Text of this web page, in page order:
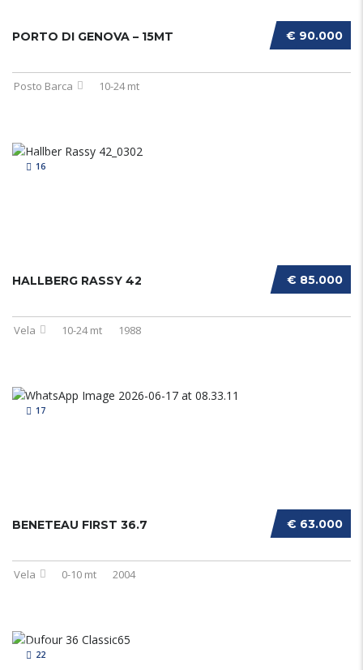
€ 90.000
PORTO DI GENOVA – 15MT
Posto Barca 10-24 mt
16
€ 85.000
HALLBERG RASSY 42
Vela 10-24 mt 1988
17
€ 63.000
BENETEAU FIRST 36.7
Vela 0-10 mt 2004
22